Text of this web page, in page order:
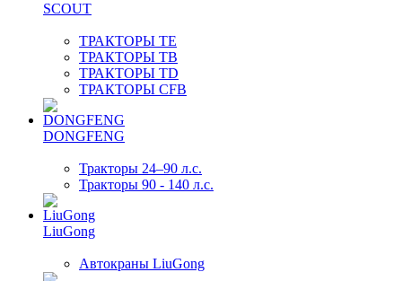
SCOUT
ТРАКТОРЫ TE
ТРАКТОРЫ TB
ТРАКТОРЫ TD
ТРАКТОРЫ CFB
DONGFENG
Тракторы 24–90 л.с.
Тракторы 90 - 140 л.с.
LiuGong
Автокраны LiuGong